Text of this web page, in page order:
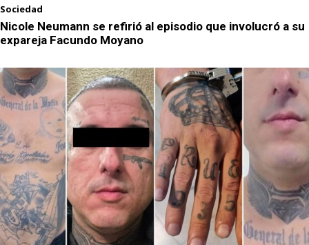
Sociedad
Nicole Neumann se refirió al episodio que involucró a su
expareja Facundo Moyano